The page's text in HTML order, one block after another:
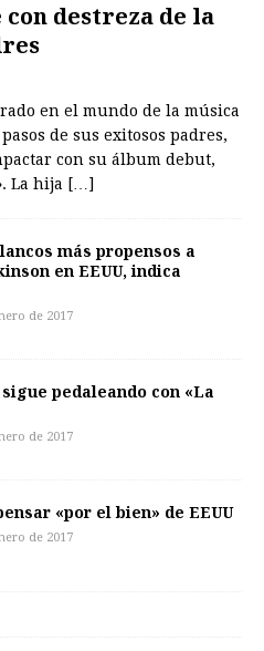
destreza de la
en el mundo de la música
de sus exitosos padres,
con su álbum debut,
La hija […]
más propensos a
en EEUU, indica
de 2017
pedaleando con «La
de 2017
«por el bien» de EEUU
de 2017